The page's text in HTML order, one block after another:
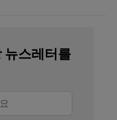
뉴스레터를